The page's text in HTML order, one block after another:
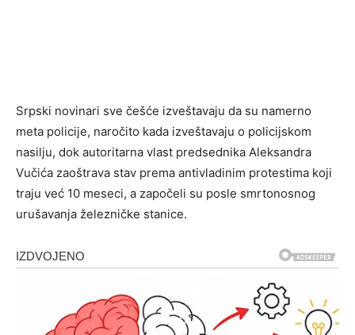
Srpski novinari sve češće izveštavaju da su namerno
meta policije, naročito kada izveštavaju o policijskom
nasilju, dok autoritarna vlast predsednika Aleksandra
Vučića zaoštrava stav prema antivladinim protestima koji
traju već 10 meseci, a započeli su posle smrtonosnog
urušavanja železničke stanice.